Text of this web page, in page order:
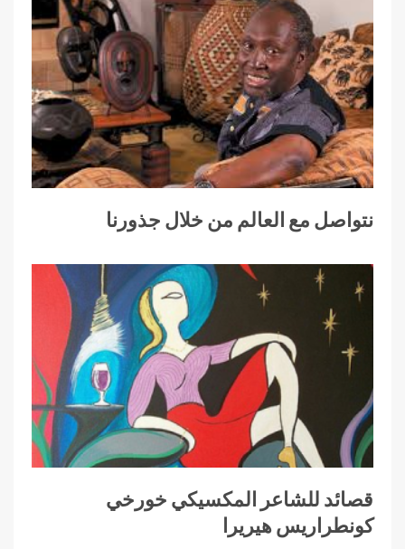
نتواصل مع العالم من خلال جذورنا
قصائد للشاعر المكسيكي خورخي
كونطراريس هيريرا